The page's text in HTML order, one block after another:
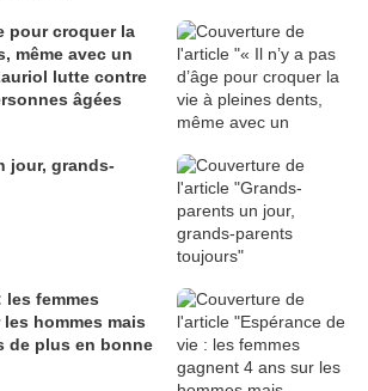
pour croquer la
même avec un
lutte contre
âgées
jour, grands-
les femmes
hommes mais
de plus en bonne